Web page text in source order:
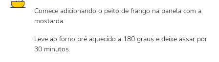
Comece adicionando o peito de frango na panela com a
mostarda.
Leve ao forno pré aquecido a 180 graus e deixe assar por
30 minutos.